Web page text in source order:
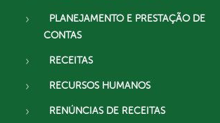
PLANEJAMENTO E PRESTAÇÃO DE
CONTAS
RECEITAS
RECURSOS HUMANOS
RENÚNCIAS DE RECEITAS